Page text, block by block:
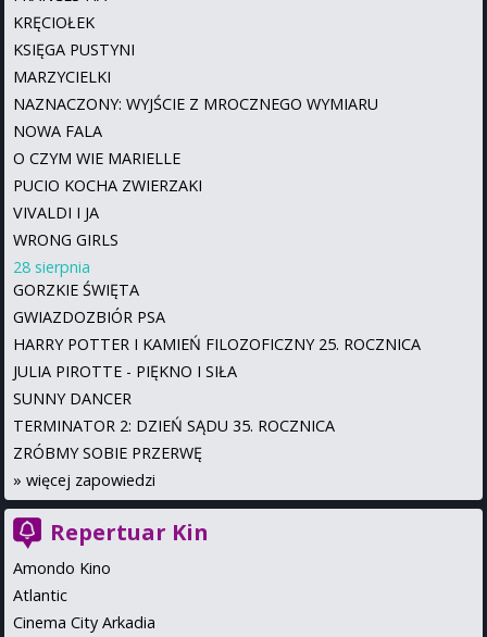
KRĘCIOŁEK
KSIĘGA PUSTYNI
MARZYCIELKI
NAZNACZONY: WYJŚCIE Z MROCZNEGO WYMIARU
NOWA FALA
O CZYM WIE MARIELLE
PUCIO KOCHA ZWIERZAKI
VIVALDI I JA
WRONG GIRLS
28 sierpnia
GORZKIE ŚWIĘTA
GWIAZDOZBIÓR PSA
HARRY POTTER I KAMIEŃ FILOZOFICZNY 25. ROCZNICA
JULIA PIROTTE - PIĘKNO I SIŁA
SUNNY DANCER
TERMINATOR 2: DZIEŃ SĄDU 35. ROCZNICA
ZRÓBMY SOBIE PRZERWĘ
» więcej zapowiedzi
Repertuar Kin
Amondo Kino
Atlantic
Cinema City Arkadia